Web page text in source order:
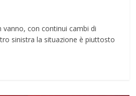
vanno, con continui cambi di
sinistra la situazione è piuttosto